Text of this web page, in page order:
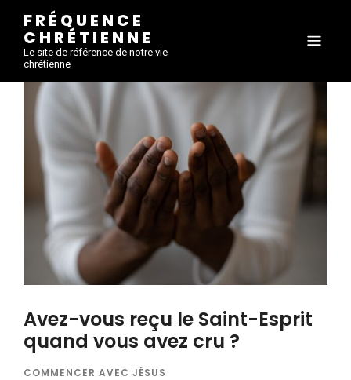
FRÉQUENCE
CHRÉTIENNE
Le site de référence de notre vie
chrétienne
Avez-vous reçu le Saint-Esprit
quand vous avez cru ?
COMMENCER AVEC JÉSUS